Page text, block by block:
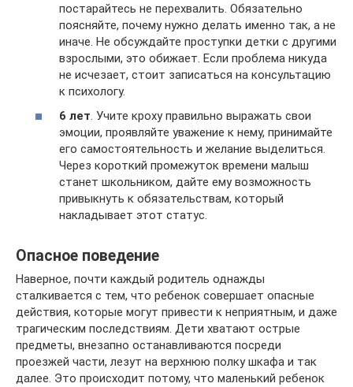
постарайтесь не перехвалить. Обязательно
поясняйте, почему нужно делать именно так, а не
иначе. Не обсуждайте проступки детки с другими
взрослыми, это обижает. Если проблема никуда
не исчезает, стоит записаться на консультацию
к психологу.
6 лет. Учите кроху правильно выражать свои
эмоции, проявляйте уважение к нему, принимайте
его самостоятельность и желание выделиться.
Через короткий промежуток времени малыш
станет школьником, дайте ему возможность
привыкнуть к обязательствам, который
накладывает этот статус.
Опасное поведение
Наверное, почти каждый родитель однажды
сталкивается с тем, что ребенок совершает опасные
действия, которые могут привести к неприятным, и даже
трагическим последствиям. Дети хватают острые
предметы, внезапно останавливаются посреди
проезжей части, лезут на верхнюю полку шкафа и так
далее. Это происходит потому, что маленький ребенок